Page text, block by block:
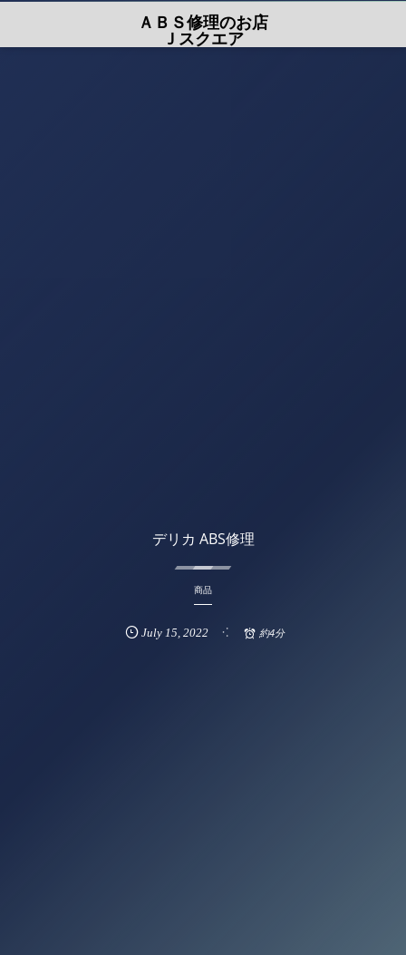
ＡＢＳ修理のお店
Ｊスクエア
デリカ ABS修理
商品
July 15 ,2022 約4分